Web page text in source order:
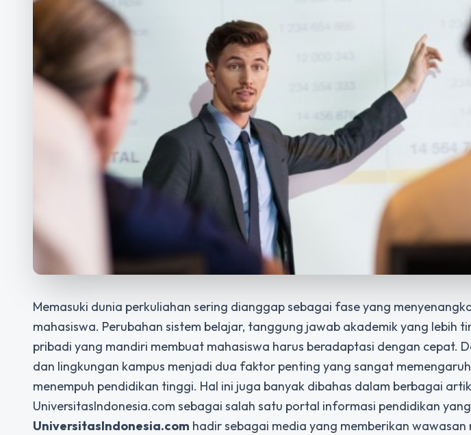
Memasuki dunia perkuliahan sering dianggap sebagai fase yang
mahasiswa. Perubahan sistem belajar, tanggung jawab akademik yang lebih
pribadi yang mandiri membuat mahasiswa harus beradaptasi dengan cepat.
dan lingkungan kampus menjadi dua faktor penting yang sangat
menempuh pendidikan tinggi. Hal ini juga banyak dibahas dalam berbagai
UniversitasIndonesia.com sebagai salah satu portal informasi pendidikan
UniversitasIndonesia.com hadir sebagai media yang memberikan